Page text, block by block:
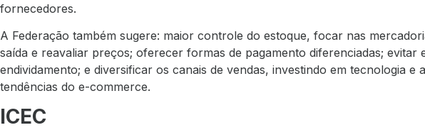
fornecedores.
A Federação também sugere: maior controle do estoque, focar nas
saída e reavaliar preços; oferecer formas de pagamento diferenciadas; evitar
endividamento; e diversificar os canais de vendas, investindo em tecnologia e
tendências do e-commerce.
ICEC